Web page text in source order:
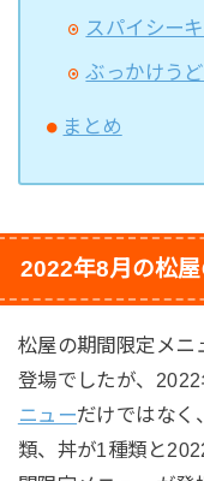
スパイシー
ぶっかけう
まとめ
2022年8月の松
松屋の期間限定メニ
登場でしたが、
ニューだけではなく
類、丼が1種類と